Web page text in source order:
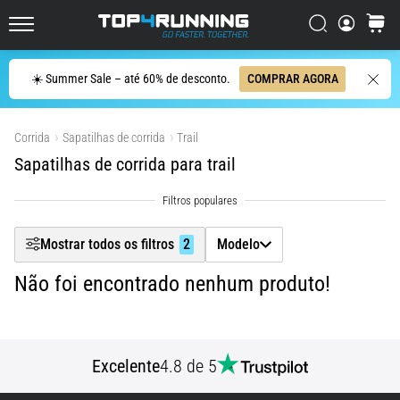
☀️ Summer Sale – até 60% de desconto. COMPRAR AGORA
Procurar
cesto
Procurar
resumido
em
frase:
dói,
vale
a
Que
benefícios
ele
oferece,
quais
•
Corrida Sapatilhas de corrida Trail
Sapatilhas de corrida para trail
Mostrar todos os filtros 2 Modelo
Filtr
Mostrar produtos
Não foi encontrado nenhum produto!
Excelente4.8 de 5